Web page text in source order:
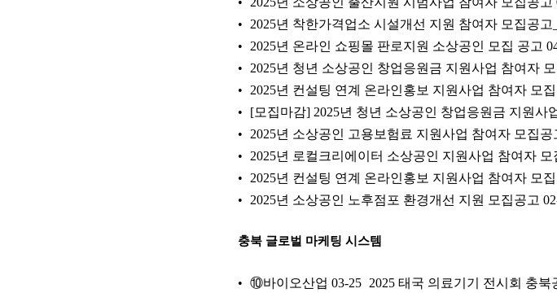
2025년 착한가격업소 시설개선 지원 참여자 모집공고
2025년 온라인 쇼핑몰 판로지원 소상공인 모집 공고
2025년 청년 소상공인 창업응원금 지원사업 참여자
2025년 컨설팅 연계 온라인홍보 지원사업 참여자 모집
[모집마감] 2025년 청년 소상공인 창업응원금 지원사
2025년 소상공인 고용보험료 지원사업 참여자 모집공
2025년 로컬크리에이터 소상공인 지원사업 참여자 모
2025년 컨설팅 연계 온라인홍보 지원사업 참여자 모집
2025년 소상공인 노후점포 환경개선 지원 모집공고
충북 글로벌 마케팅 시스템
⑩바이오산업 03-25 2025 태국 의료기기 전시회 충